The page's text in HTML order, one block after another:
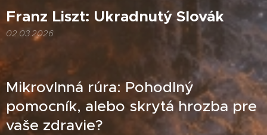
Franz Liszt: Ukradnutý Slovák
02.03.2026
Mikrovlnná rúra: Pohodlný
pomocník, alebo skrytá hrozba pre
vaše zdravie?